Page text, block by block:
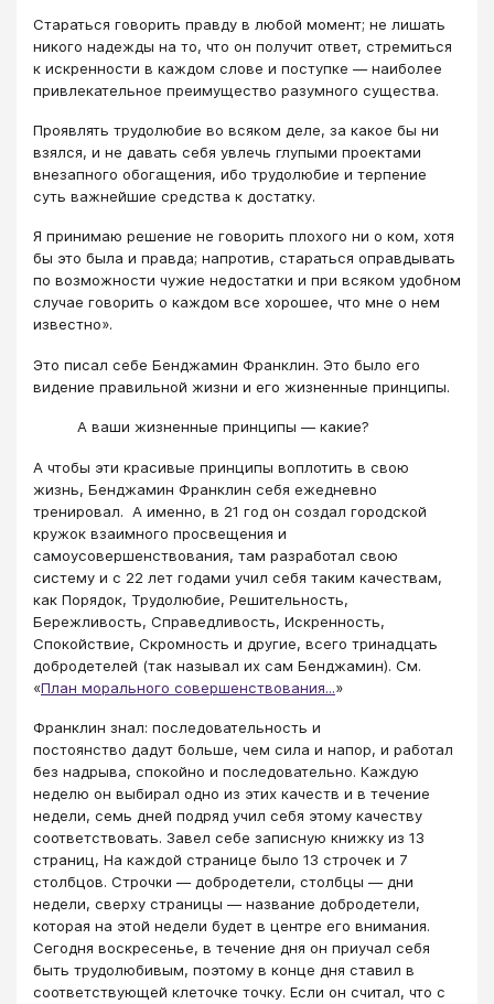
Стараться говорить правду в любой момент; не лишать
никого надежды на то, что он получит ответ, стремиться
к искренности в каждом слове и поступке — наиболее
привлекательное преимущество разумного существа.
Проявлять трудолюбие во всяком деле, за какое бы ни
взялся, и не давать себя увлечь глупыми проектами
внезапного обогащения, ибо трудолюбие и терпение
суть важнейшие средства к достатку.
Я принимаю решение не говорить плохого ни о ком, хотя
бы это была и правда; напротив, стараться оправдывать
по возможности чужие недостатки и при всяком удобном
случае говорить о каждом все хорошее, что мне о нем
известно».
Это писал себе Бенджамин Франклин. Это было его
видение правильной жизни и его жизненные принципы.
А ваши жизненные принципы — какие?
А чтобы эти красивые принципы воплотить в свою
жизнь, Бенджамин Франклин себя ежедневно
тренировал. А именно, в 21 год он создал городской
кружок взаимного просвещения и
самоусовершенствования, там разработал свою
систему и с 22 лет годами учил себя таким качествам,
как Порядок, Трудолюбие, Решительность,
Бережливость, Справедливость, Искренность,
Спокойствие, Скромность и другие, всего тринадцать
добродетелей (так называл их сам Бенджамин). См.
«План морального совершенствования...»
Франклин знал: последовательность и
постоянство дадут больше, чем сила и напор, и работал
без надрыва, спокойно и последовательно. Каждую
неделю он выбирал одно из этих качеств и в течение
недели, семь дней подряд учил себя этому качеству
соответствовать. Завел себе записную книжку из 13
страниц, На каждой странице было 13 строчек и 7
столбцов. Строчки — добродетели, столбцы — дни
недели, сверху страницы — название добродетели,
которая на этой недели будет в центре его внимания.
Сегодня воскресенье, в течение дня он приучал себя
быть трудолюбивым, поэтому в конце дня ставил в
соответствующей клеточке точку. Если он считал, что с